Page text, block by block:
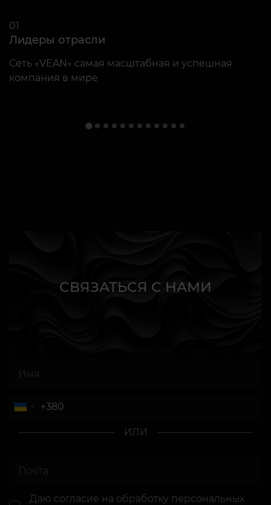
01
Лидеры отрасли
Сеть «VEAN» самая масштабная и успешная
компания в мире
СВЯЗАТЬСЯ С НАМИ
ИЛИ
Даю согласие на обработку персональных